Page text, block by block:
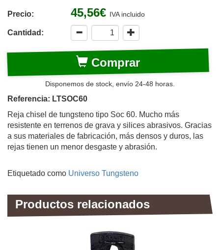
Precio: 45,56€ IVA incluido
Cantidad:
Comprar
Disponemos de stock, envío 24-48 horas.
Referencia: LTSOC60
Reja chisel de tungsteno tipo Soc 60. Mucho más
resistente en terrenos de grava y silices abrasivos. Gracias
a sus materiales de fabricación, más densos y duros, las
rejas tienen un menor desgaste y abrasión.
Etiquetado como Universo Tungsteno
Productos relacionados